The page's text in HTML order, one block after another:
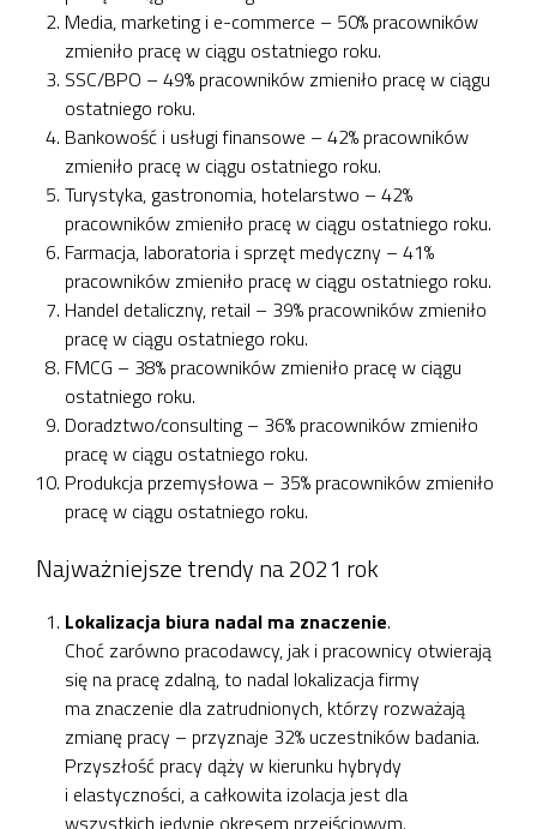
Media, marketing i e-commerce – 50% pracowników
zmieniło pracę w ciągu ostatniego roku.
SSC/BPO – 49% pracowników zmieniło pracę w ciągu
ostatniego roku.
Bankowość i usługi finansowe – 42% pracowników
zmieniło pracę w ciągu ostatniego roku.
Turystyka, gastronomia, hotelarstwo – 42%
pracowników zmieniło pracę w ciągu ostatniego roku.
Farmacja, laboratoria i sprzęt medyczny – 41%
pracowników zmieniło pracę w ciągu ostatniego roku.
Handel detaliczny, retail – 39% pracowników zmieniło
pracę w ciągu ostatniego roku.
FMCG – 38% pracowników zmieniło pracę w ciągu
ostatniego roku.
Doradztwo/consulting – 36% pracowników zmieniło
pracę w ciągu ostatniego roku.
Produkcja przemysłowa – 35% pracowników zmieniło
pracę w ciągu ostatniego roku.
Najważniejsze trendy na 2021 rok
Lokalizacja biura nadal ma znaczenie.
Choć zarówno pracodawcy, jak i pracownicy otwierają
się na pracę zdalną, to nadal lokalizacja firmy
ma znaczenie dla zatrudnionych, którzy rozważają
zmianę pracy – przyznaje 32% uczestników badania.
Przyszłość pracy dąży w kierunku hybrydy
i elastyczności, a całkowita izolacja jest dla
wszystkich jedynie okresem przejściowym.